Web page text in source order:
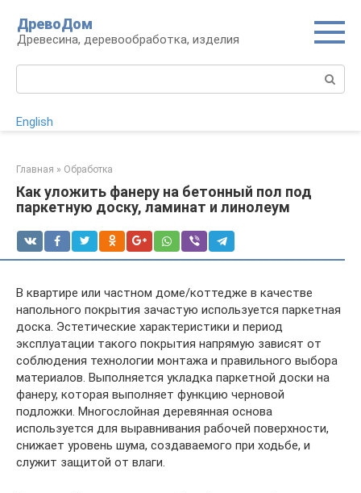
контенту
ДревоДом
Древесина, деревообработка, изделия
English
Главная » Обработка
Как уложить фанеру на бетонный пол под
паркетную доску, ламинат и линолеум
В квартире или частном доме/коттедже в качестве
напольного покрытия зачастую используется паркетная
доска. Эстетические характеристики и период
эксплуатации такого покрытия напрямую зависят от
соблюдения технологии монтажа и правильного выбора
материалов. Выполняется укладка паркетной доски на
фанеру, которая выполняет функцию черновой
подложки. Многослойная деревянная основа
используется для выравнивания рабочей поверхности,
снижает уровень шума, создаваемого при ходьбе, и
служит защитой от влаги.